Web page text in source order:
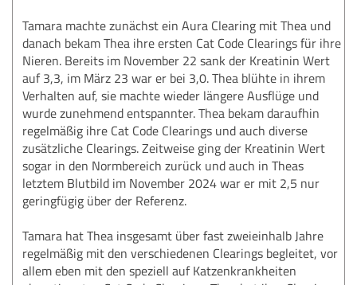
Tamara machte zunächst ein Aura Clearing mit Thea und
danach bekam Thea ihre ersten Cat Code Clearings für ihre
Nieren. Bereits im November 22 sank der Kreatinin Wert
auf 3,3, im März 23 war er bei 3,0. Thea blühte in ihrem
Verhalten auf, sie machte wieder längere Ausflüge und
wurde zunehmend entspannter. Thea bekam daraufhin
regelmäßig ihre Cat Code Clearings und auch diverse
zusätzliche Clearings. Zeitweise ging der Kreatinin Wert
sogar in den Normbereich zurück und auch in Theas
letztem Blutbild im November 2024 war er mit 2,5 nur
geringfügig über der Referenz.
Tamara hat Thea insgesamt über fast zweieinhalb Jahre
regelmäßig mit den verschiedenen Clearings begleitet, vor
allem eben mit den speziell auf Katzenkrankheiten